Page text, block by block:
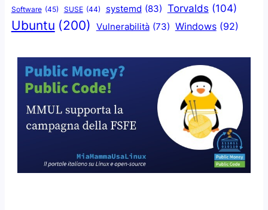
Software (45) SUSE (44) systemd (83) Torvalds (104)
Ubuntu (200) Vulnerabilità (73) Windows (92)